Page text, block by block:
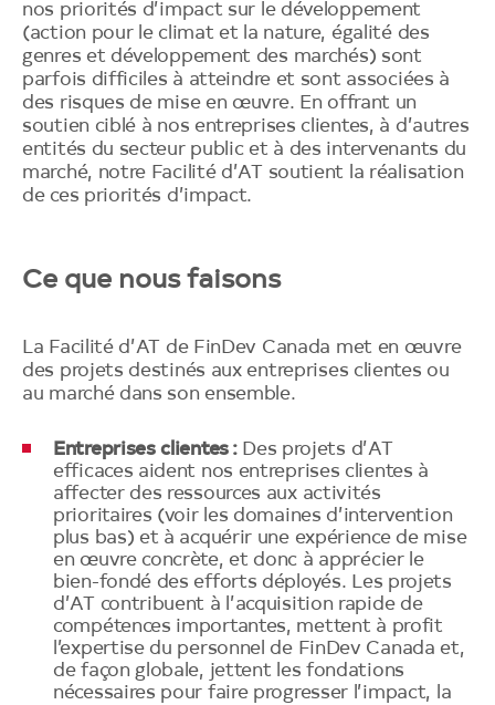
nos priorités d’impact sur le développement
(action pour le climat et la nature, égalité des
genres et développement des marchés) sont
parfois difficiles à atteindre et sont associées à
des risques de mise en œuvre. En offrant un
soutien ciblé à nos entreprises clientes, à d’autres
entités du secteur public et à des intervenants du
marché, notre Facilité d’AT soutient la réalisation
de ces priorités d’impact.
Ce que nous faisons
La Facilité d’AT de FinDev Canada met en œuvre
des projets destinés aux entreprises clientes ou
au marché dans son ensemble.
Entreprises clientes :Des projets d’AT
efficaces aident nos entreprises clientes à
affecter des ressources aux activités
prioritaires (voir les domaines d’intervention
plus bas) et à acquérir une expérience de mise
en œuvre concrète, et donc à apprécier le
bien-fondé des efforts déployés. Les projets
d’AT contribuent à l’acquisition rapide de
compétences importantes, mettent à profit
l’expertise du personnel de FinDev Canada et,
de façon globale, jettent les fondations
nécessaires pour faire progresser l’impact, la